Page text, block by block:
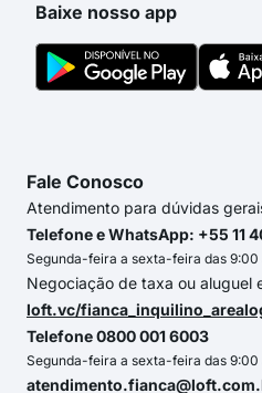
Baixe nosso app
Fale Conosco
Atendimento para dúvidas
Telefone e WhatsApp: +55 11
Segunda-feira a sexta-feira das 9:00
Negociação de taxa ou aluguel
loft.vc/
Telefone 0800 001 6003
Segunda-feira a sexta-feira das 9:00